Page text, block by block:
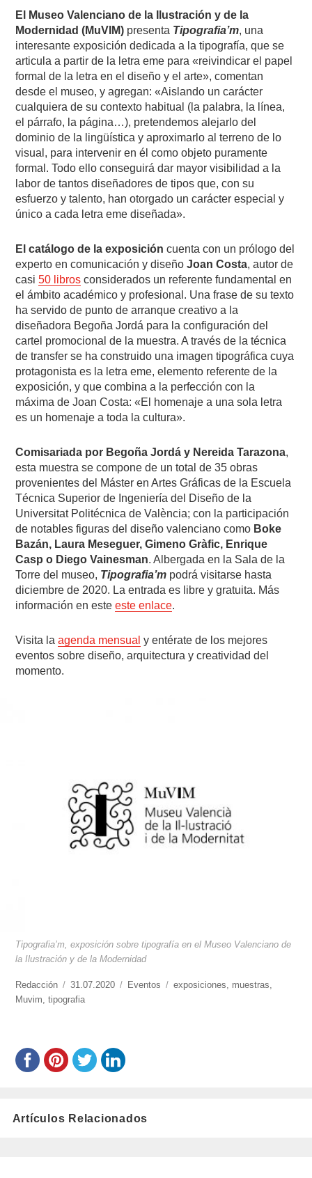
El Museo Valenciano de la Ilustración y de la
Modernidad (MuVIM) presenta Tipografia’m, una
interesante exposición dedicada a la tipografía, que se
articula a partir de la letra eme para «reivindicar el papel
formal de la letra en el diseño y el arte», comentan
desde el museo, y agregan: «Aislando un carácter
cualquiera de su contexto habitual (la palabra, la línea,
el párrafo, la página…), pretendemos alejarlo del
dominio de la lingüística y aproximarlo al terreno de lo
visual, para intervenir en él como objeto puramente
formal. Todo ello conseguirá dar mayor visibilidad a la
labor de tantos diseñadores de tipos que, con su
esfuerzo y talento, han otorgado un carácter especial y
único a cada letra eme diseñada».
El catálogo de la exposición cuenta con un prólogo del
experto en comunicación y diseñoJoan Costa, autor de
casi50 libros considerados un referente fundamental en
el ámbito académico y profesional. Una frase de su texto
ha servido de punto de arranque creativo a la
diseñadora Begoña Jordá para la configuración del
cartel promocional de la muestra. A través de la técnica
de transfer se ha construido una imagen tipográfica cuya
protagonista es la letra eme, elemento referente de la
exposición, y que combina a la perfección con la
máxima de Joan Costa: «El homenaje a una sola letra
es un homenaje a toda la cultura».
Comisariada por Begoña Jordá y Nereida Tarazona,
esta muestra se compone de un total de 35 obras
provenientes del Máster en Artes Gráficas de la Escuela
Técnica Superior de Ingeniería del Diseño de la
Universitat Politécnica de València; con la participación
de notables figuras del diseño valenciano como Boke
Bazán, Laura Meseguer, Gimeno Gràfic, Enrique
Casp o Diego Vainesman. Albergada en la Sala de la
Torre del museo, Tipografia’m podrá visitarse hasta
diciembre de 2020. La entrada es libre y gratuita. Más
información en esteeste enlace.
Visita laagenda mensual y entérate de los mejores
eventos sobre diseño, arquitectura y creatividad del
momento.
Tipografia’m, exposición sobre tipografía en el Museo Valenciano de
la Ilustración y de la Modernidad
https://www.experimenta.es/author/redaccion/
Redacción
Publicado
el
31.07.2020 Categorías
Eventos Etiquetas
exposiciones, muestras,
Muvim,tipografia
Artículos Relacionados